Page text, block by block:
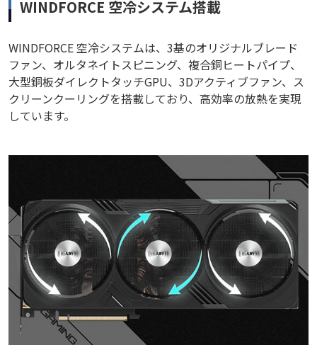
WINDFORCE 空冷システム搭載
WINDFORCE 空冷システムは、3基のオリジナルブレード
ファン、オルタネイトスピニング、複合銅ヒートパイプ、
大型銅板ダイレクトタッチGPU、3Dアクティブファン、ス
クリーンクーリングを搭載しており、高効率の放熱を実現
しています。